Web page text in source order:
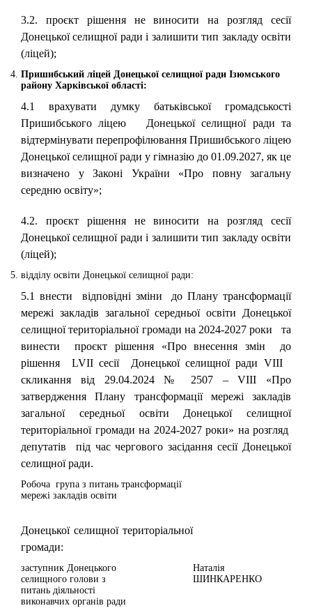
3.2. проєкт рішення не виносити на розгляд сесії
Донецької селищної ради і залишити тип закладу освіти
(ліцей);
Пришибський ліцей Донецької селищної ради Ізюмського
району Харківської області:
4.1 врахувати думку батьківської громадськості
Пришибського ліцею Донецької селищної ради та
відтермінувати перепрофілювання Пришибського ліцею
Донецької селищної ради у гімназію до 01.09.2027, як це
визначено у Законі України «Про повну загальну
середню освіту»;
4.2. проєкт рішення не виносити на розгляд сесії
Донецької селищної ради і залишити тип закладу освіти
(ліцей);
відділу освіти Донецької селищної ради:
5.1 внести відповідні зміни до Плану трансформації
мережі закладів загальної середньої освіти Донецької
селищної територіальної громади на 2024-2027 роки та
винести проєкт рішення «Про внесення змін до
рішення LVII сесії Донецької селищної ради VІІІ
скликання від 29.04.2024 № 2507 – VІІІ «Про
затвердження Плану трансформації мережі закладів
загальної середньої освіти Донецької селищної
територіальної громади на 2024-2027 роки» на розгляд
депутатів під час чергового засідання сесії Донецької
селищної ради.
Робоча група з питань трансформації
мережі закладів освіти
Донецької селищної територіальної
громади:
заступник Донецького
селищного голови з
питань діяльності
виконавчих органів ради
Наталія
ШИНКАРЕНКО